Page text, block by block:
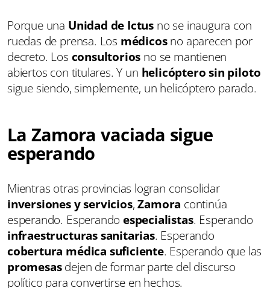
Porque una Unidad de Ictus no se inaugura con
ruedas de prensa. Los médicosno aparecen por
decreto. Los consultorios no se mantienen
abiertos con titulares. Y un helicóptero sin piloto
sigue siendo, simplemente, un helicóptero parado.
La Zamora vaciada sigue
esperando
Mientras otras provincias logran consolidar
inversiones y servicios,Zamora continúa
esperando. Esperando especialistas. Esperando
infraestructuras sanitarias. Esperando
cobertura médica suficiente. Esperando que las
promesasdejen de formar parte del discurso
político para convertirse en hechos.